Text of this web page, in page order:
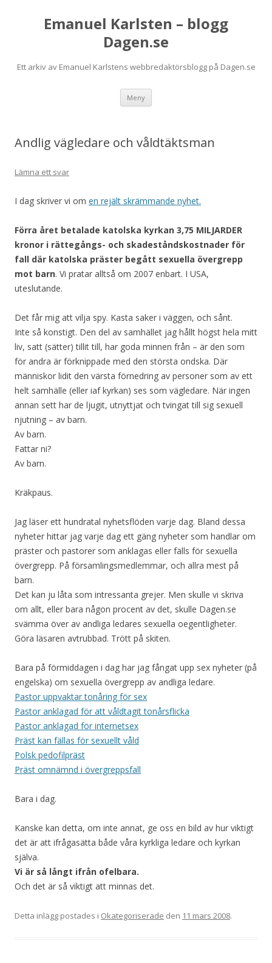
Emanuel Karlsten – blogg
Dagen.se
Ett arkiv av Emanuel Karlstens webbredaktörsblogg på Dagen.se
Meny
Andlig vägledare och våldtäktsman
Lämna ett svar
I dag skriver vi om en rejält skrämmande nyhet.
Förra året betalade katolska kyrkan 3,75 MILJARDER
kronor i rättegångs- och skadeståndskostnader för
fall där katolska präster begått sexuella övergrepp
mot barn. Vi pratar alltså om 2007 enbart. I USA,
uteslutande.
Det får mig att vilja spy. Kasta saker i väggen, och sånt.
Inte så konstigt. Den del av samhället jag hållt högst hela mitt
liv, satt (sätter) tillit till, har goda minnen från – är den som
för andra är förknippade med den största ondska. Där
människor lidit den värsta förnedring av personer som av ett
helt samhälle (eller iaf kyrkan) ses som vägledare. När ingen
annan sett har de ljugit, utnyttjat och tvingat till sig sexuell
njutning – av barn.
Av barn.
Fattar ni?
Av barn.
Kräkpaus.
Jag läser ett hundratal nyhetsflöden varje dag. Bland dessa
nyheter hittar jag varje dag ett gäng nyheter som handlar om
präster och pastorer som anklagas eller fälls för sexuella
övergrepp. På församlingsmedlemmar, och allra mest på
barn.
Det kan ju låta som intressanta grejer. Men skulle vi skriva
om allt, eller bara någon procent av det, skulle Dagen.se
svämma över av andliga ledares sexuella oegentligheter.
Göra läsaren avtrubbad. Trött på skiten.
Bara på förmiddagen i dag har jag fångat upp sex nyheter (på
engelska) om sexuella övergrepp av andliga ledare.
Pastor uppvaktar tonåring för sex
Pastor anklagad för att våldtagit tonårsflicka
Pastor anklagad för internetsex
Präst kan fällas för sexuellt våld
Polsk pedofilpräst
Präst omnämnd i övergreppsfall
Bara i dag.
Kanske kan detta, om inte annat, ge oss en bild av hur viktigt
det är att ifrågasätta både våra kyrkliga ledare och kyrkan
själva.
Vi är så långt ifrån ofelbara.
Och det är så viktigt att minnas det.
Detta inlägg postades i Okategoriserade den 11 mars 2008.